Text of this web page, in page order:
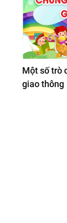
Một số trò
giao thông